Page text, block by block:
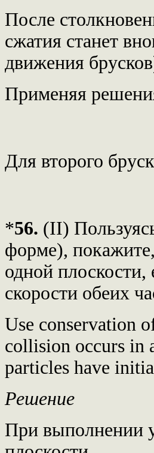
После
сжатия станет
движения
Применяя
Для второго
*56. (II)
форме),
одной плоскости,
скорости обеих
Use conservation
collision occurs in
particles have
Решение
При выполнении